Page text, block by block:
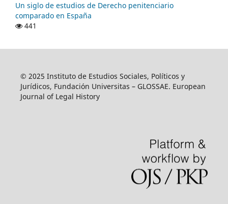
Un siglo de estudios de Derecho penitenciario
comparado en España
441
© 2025 Instituto de Estudios Sociales, Políticos y
Jurídicos, Fundación Universitas – GLOSSAE. European
Journal of Legal History